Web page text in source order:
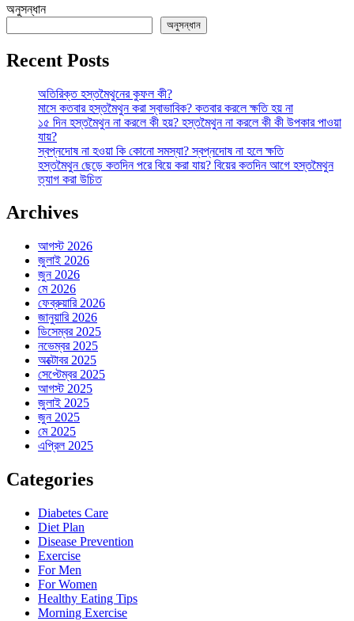
অনুসন্ধান
অনুসন্ধান
Recent Posts
অতিরিক্ত হস্তমৈথুনের কুফল কী?
মাসে কতবার হস্তমৈথুন করা স্বাভাবিক? কতবার করলে ক্ষতি হয় না
১৫ দিন হস্তমৈথুন না করলে কী হয়? হস্তমৈথুন না করলে কী কী উপকার পাওয়া
যায়?
স্বপ্নদোষ না হওয়া কি কোনো সমস্যা? স্বপ্নদোষ না হলে ক্ষতি
হস্তমৈথুন ছেড়ে কতদিন পরে বিয়ে করা যায়? বিয়ের কতদিন আগে হস্তমৈথুন
ত্যাগ করা উচিত
Archives
আগস্ট 2026
জুলাই 2026
জুন 2026
মে 2026
ফেব্রুয়ারি 2026
জানুয়ারি 2026
ডিসেম্বর 2025
নভেম্বর 2025
অক্টোবর 2025
সেপ্টেম্বর 2025
আগস্ট 2025
জুলাই 2025
জুন 2025
মে 2025
এপ্রিল 2025
Categories
Diabetes Care
Diet Plan
Disease Prevention
Exercise
For Men
For Women
Healthy Eating Tips
Morning Exercise